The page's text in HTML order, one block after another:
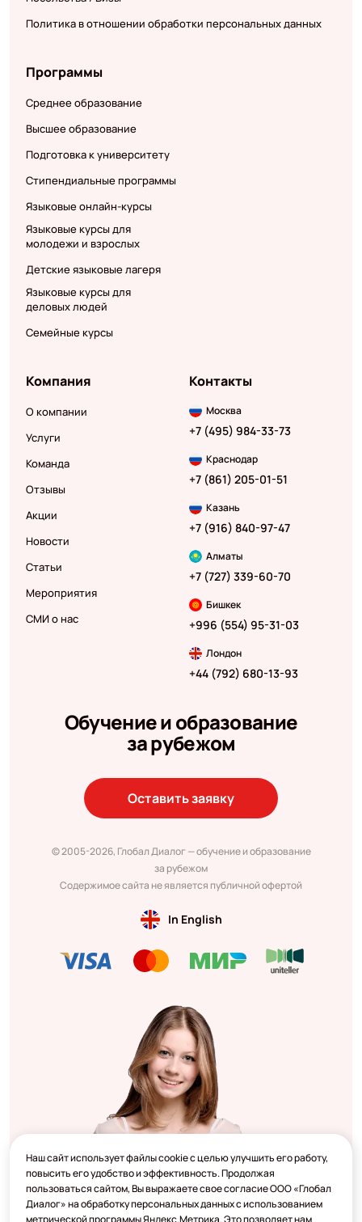
Политика в отношении обработки персональных данных
Программы
Среднее образование
Высшее образование
Подготовка к университету
Стипендиальные программы
Языковые онлайн-курсы
Языковые курсы для
молодежи и взрослых
Детские языковые лагеря
Языковые курсы для
деловых людей
Семейные курсы
Компания
О компании
Услуги
Команда
Отзывы
Акции
Новости
Статьи
Мероприятия
СМИ о нас
Контакты
Москва
+7 (495) 984-33-73
Краснодар
+7 (861) 205-01-51
Казань
+7 (916) 840-97-47
Алматы
+7 (727) 339-60-70
Бишкек
+996 (554) 95-31-03
Лондон
+44 (792) 680-13-93
Обучение и образование
за рубежом
Оставить заявку
© 2005-2026, Глобал Диалог — обучение и образование
за рубежом
Содержимое сайта не является публичной офертой
In English
Наш сайт использует файлы cookie с целью улучшить его работу,
повысить его удобство и эффективность. Продолжая
пользоваться сайтом, Вы выражаете свое согласие ООО «Глобал
Диалог» на обработку персональных данных с использованием
метрической программы Яндекс.Метрика. Это позволяет нам